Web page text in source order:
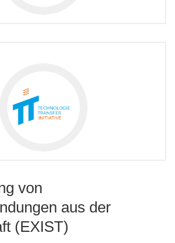
von
aus der
(EXIST)